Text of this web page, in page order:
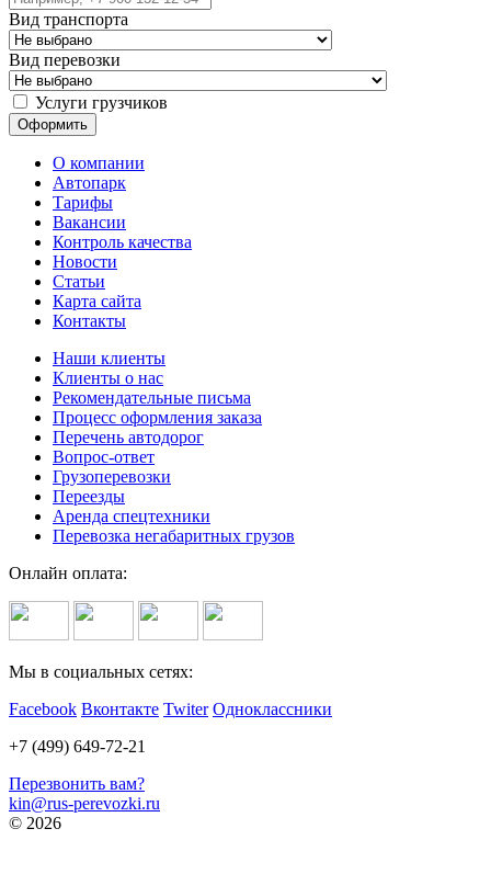
Вид транспорта
Вид перевозки
Услуги грузчиков
О компании
Автопарк
Тарифы
Вакансии
Контроль качества
Новости
Статьи
Карта сайта
Контакты
Наши клиенты
Клиенты о нас
Рекомендательные письма
Процесс оформления заказа
Перечень автодорог
Вопрос-ответ
Грузоперевозки
Переезды
Аренда спецтехники
Перевозка негабаритных грузов
Онлайн оплата:
Мы в социальных сетях:
Facebook Вконтакте Twiter Одноклассники
+7 (499) 649-72-21
Перезвонить вам?
kin@rus-perevozki.ru
© 2026